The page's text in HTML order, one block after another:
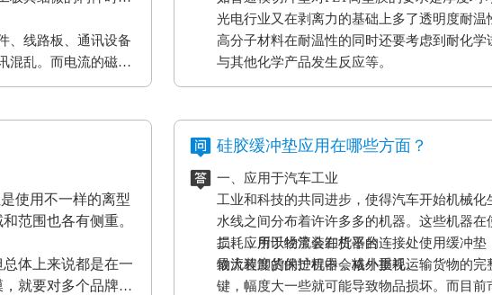
、线路板、通讯设备
混乱。而电流的磁效
、一些化工原材料
光电行业又在剥离力的基础上多了透明度耐温
高分子材料在耐温性的同时还要考虑到耐化
与其他化学产品发生反应等。
使用不一样的离型
范围也各有侧重。
体上来说都是在一
就要对多个品牌的
硅胶缓冲垫应用在哪些方面？
一、应用于汽车工业
工业和科技的共同进步，使得汽车开始机械
水线之间分布着许许多多的机器。这些机器
损耗，所以经常会在机器的连接处使用缓冲
最大程度的保护机器，减小损耗。
二、应用于物流装卸货平台
物流装卸货的过程中会格外重视运输货物的
键，幅度大一些就可能导致物品损坏。而目